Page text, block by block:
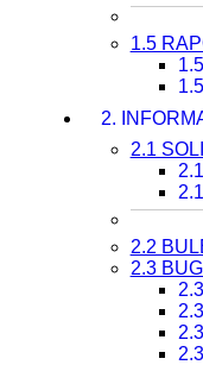
1.5
2.
2.1
2.2
2.3